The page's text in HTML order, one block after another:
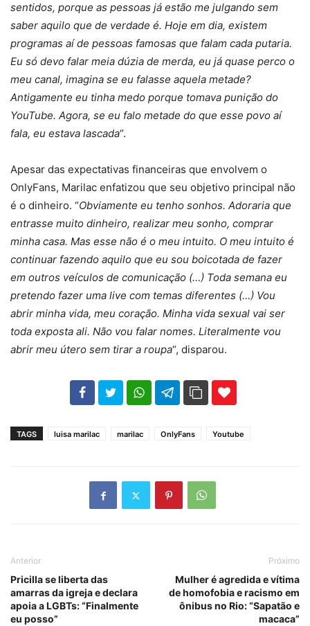
sentidos, porque as pessoas já estão me julgando sem
saber aquilo que de verdade é. Hoje em dia, existem
programas aí de pessoas famosas que falam cada putaria.
Eu só devo falar meia dúzia de merda, eu já quase perco o
meu canal, imagina se eu falasse aquela metade?
Antigamente eu tinha medo porque tomava punição do
YouTube. Agora, se eu falo metade do que esse povo aí
fala, eu estava lascada“.
Apesar das expectativas financeiras que envolvem o
OnlyFans, Marilac enfatizou que seu objetivo principal não
é o dinheiro. “Obviamente eu tenho sonhos. Adoraria que
entrasse muito dinheiro, realizar meu sonho, comprar
minha casa. Mas esse não é o meu intuito. O meu intuito é
continuar fazendo aquilo que eu sou boicotada de fazer
em outros veículos de comunicação (…) Toda semana eu
pretendo fazer uma live com temas diferentes (…) Vou
abrir minha vida, meu coração. Minha vida sexual vai ser
toda exposta ali. Não vou falar nomes. Literalmente vou
abrir meu útero sem tirar a roupa“, disparou.
102 35
TAGS luisa marilac marilac OnlyFans Youtube
Anterior
Pricilla se liberta das
amarras da igreja e declara
apoia a LGBTs: “Finalmente
eu posso”
Próximo
Mulher é agredida e vítima
de homofobia e racismo em
ônibus no Rio: “Sapatão e
macaca”